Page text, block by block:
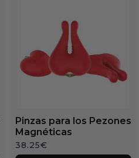
Pinzas para los Pezones
Magnéticas
38.25€